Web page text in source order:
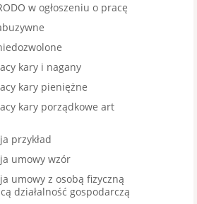
w ogłoszeniu o pracę
kary i nagany
kary pieniężne
kary porządkowe art
przykład
umowy wzór
umowy z osobą fizyczną
działalność gospodarczą